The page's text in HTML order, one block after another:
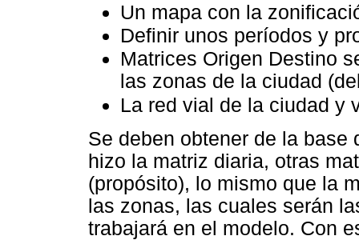
Un mapa con la
Definir unos períodos y
Matrices Origen Destino
las zonas de la ciudad
La red vial de la ciudad y
Se deben obtener de la base
hizo la matriz diaria, otras
(propósito), lo mismo que la
las zonas, las cuales serán
trabajará en el modelo. Con